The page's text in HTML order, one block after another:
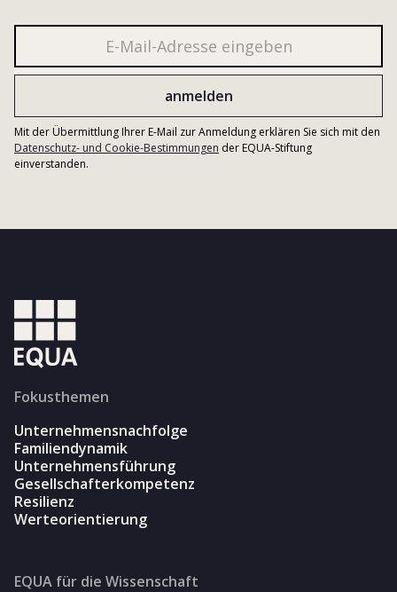
Mit der Übermittlung Ihrer E-Mail zur Anmeldung erklären Sie sich mit den
Datenschutz- und Cookie-Bestimmungen der EQUA-Stiftung
einverstanden.
Fokusthemen
Unternehmensnachfolge
Familiendynamik
Unternehmensführung
Gesellschafterkompetenz
Resilienz
Werteorientierung
EQUA für die Wissenschaft